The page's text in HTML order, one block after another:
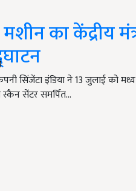
का केंद्रीय
सिंजेंटा इंडिया ने 13 जुलाई को
सेंटर समर्पित…